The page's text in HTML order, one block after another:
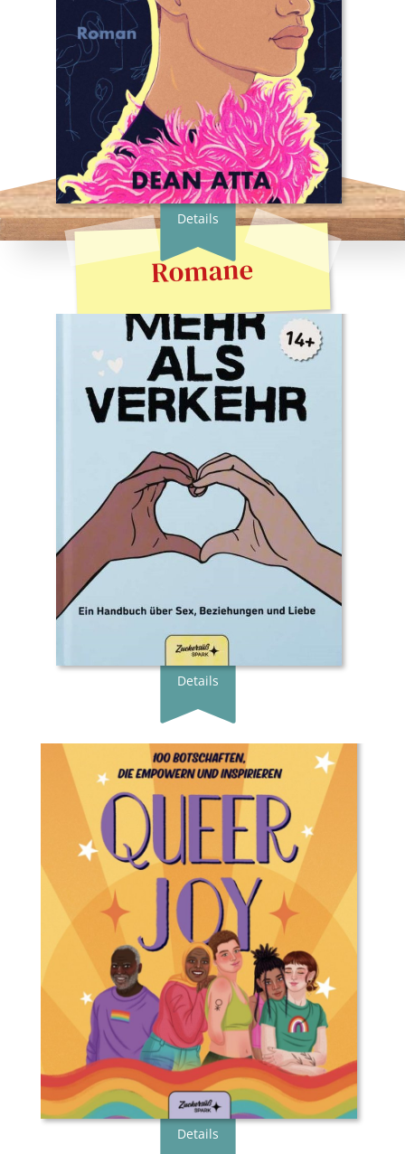
Typ:Gebunden
Seiten:368
ISBN:
978-3-949315-26-8
Preis:22.00 €
Erscheingsdatum:20.04.23
zum Shop
Details
Romane
Buchautor:in:Erika Moen, Matthew Nolan
Übersetzer:in:Ulrike Brauns
Jugendbuch
Gebunden
Seiten:240
ISBN:
978-3-68997-003-1
Preis:
24.90 €
Erscheingsdatum:
zum Shop
Details
Buchautor:in:Jess Vosseteig
Illustrator:in:Jess Vosseteig
Übersetzer:in:Valo Christiansen
Verlag:Zuckersüß SPARK Verlag
Genre:Jugendbuch
Typ:
Gebunden
208
978-3-949315-61-9
Preis: 24.90 €
Erscheingsdatum:
09.10.24
zum Shop
Details